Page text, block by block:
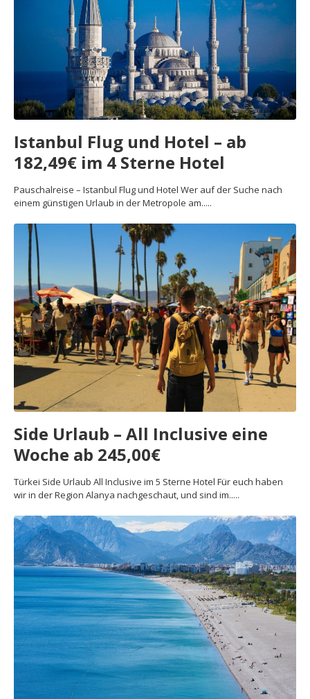
Istanbul Flug und Hotel – ab
182,49€ im 4 Sterne Hotel
Pauschalreise – Istanbul Flug und Hotel Wer auf der Suche nach
einem günstigen Urlaub in der Metropole am.....
Side Urlaub – All Inclusive eine
Woche ab 245,00€
Türkei Side Urlaub All Inclusive im 5 Sterne Hotel Für euch haben
wir in der Region Alanya nachgeschaut, und sind im.....